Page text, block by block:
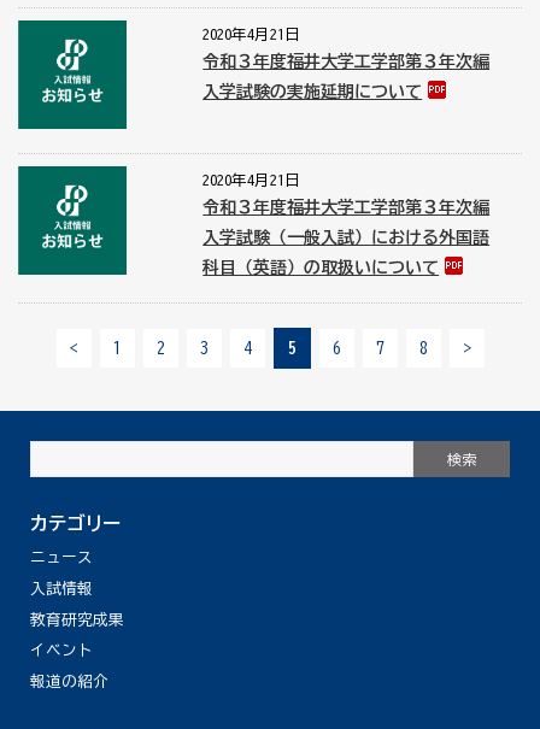
2020年4月21日
令和３年度福井大学工学部第３年次編
入学試験の実施延期について
2020年4月21日
令和３年度福井大学工学部第３年次編
入学試験（一般入試）における外国語
科目（英語）の取扱いについて
< 1 2 3 4 5 6 7 8 >
カテゴリー
ニュース
入試情報
教育研究成果
イベント
報道の紹介